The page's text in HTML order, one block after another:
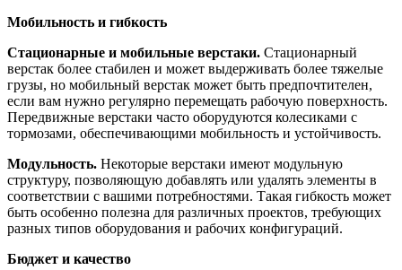
Мобильность и гибкость
Стационарные и мобильные верстаки. Стационарный
верстак более стабилен и может выдерживать более тяжелые
грузы, но мобильный верстак может быть предпочтителен,
если вам нужно регулярно перемещать рабочую поверхность.
Передвижные верстаки часто оборудуются колесиками с
тормозами, обеспечивающими мобильность и устойчивость.
Модульность. Некоторые верстаки имеют модульную
структуру, позволяющую добавлять или удалять элементы в
соответствии с вашими потребностями. Такая гибкость может
быть особенно полезна для различных проектов, требующих
разных типов оборудования и рабочих конфигураций.
Бюджет и качество